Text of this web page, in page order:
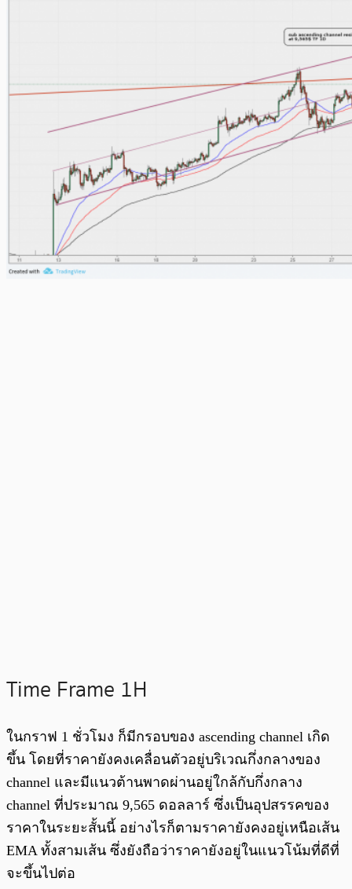
Time Frame 1H
ในกราฟ 1 ชั่วโมง ก็มีกรอบของ ascending channel เกิด
ขึ้น โดยที่ราคายังคงเคลื่อนตัวอยู่บริเวณกึ่งกลางของ
channel และมีแนวต้านพาดผ่านอยู่ใกล้กับกึ่งกลาง
channel ที่ประมาณ 9,565 ดอลลาร์ ซึ่งเป็นอุปสรรคของ
ราคาในระยะสั้นนี้ อย่างไรก็ตามราคายังคงอยู่เหนือเส้น
EMA ทั้งสามเส้น ซึ่งยังถือว่าราคายังอยู่ในแนวโน้มที่ดีที่
จะขึ้นไปต่อ